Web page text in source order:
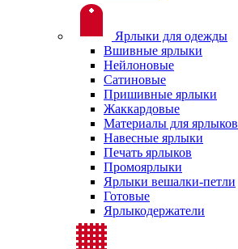
Ярлыки для одежды
Вшивные ярлыки
Нейлоновые
Сатиновые
Пришивные ярлыки
Жаккардовые
Материалы для ярлыков
Навесные ярлыки
Печать ярлыков
Промоярлыки
Ярлыки вешалки-петли
Готовые
Ярлыкодержатели